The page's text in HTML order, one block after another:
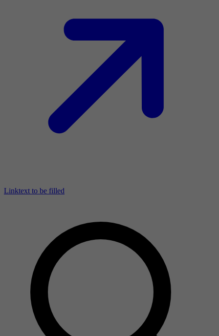
Linktext to be filled